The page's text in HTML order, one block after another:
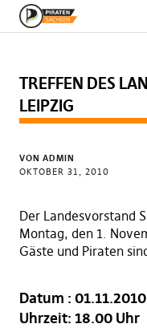
TREFFEN DES
LEIPZIG
VON ADMIN
OKTOBER 31, 2010
Der Landesvorstand
Montag, den 1.
Gäste und Piraten
Datum : 01.11.2010
Uhrzeit: 18.00 Uhr